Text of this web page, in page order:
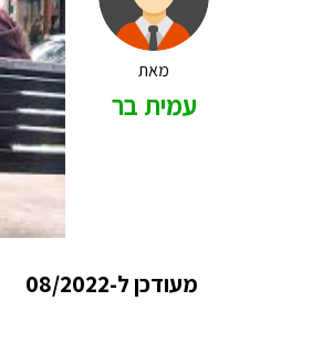
מאת
עמית בר
מעודכן ל-08/2022